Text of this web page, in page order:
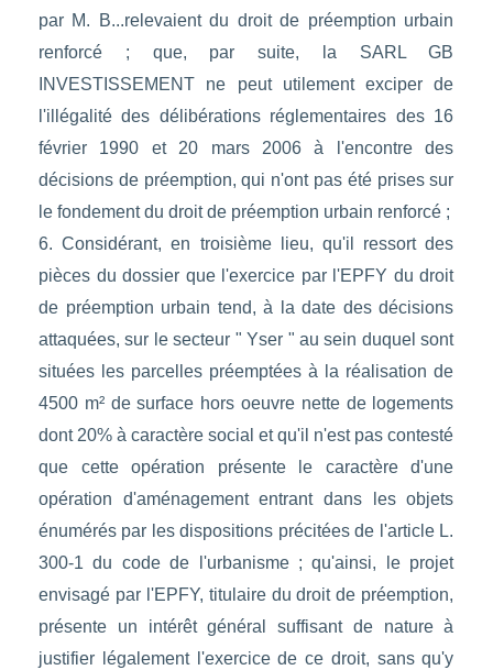
par M. B...relevaient du droit de préemption urbain
renforcé ; que, par suite, la SARL GB
INVESTISSEMENT ne peut utilement exciper de
l'illégalité des délibérations réglementaires des 16
février 1990 et 20 mars 2006 à l'encontre des
décisions de préemption, qui n'ont pas été prises sur
le fondement du droit de préemption urbain renforcé ;
6. Considérant, en troisième lieu, qu'il ressort des
pièces du dossier que l'exercice par l'EPFY du droit
de préemption urbain tend, à la date des décisions
attaquées, sur le secteur " Yser " au sein duquel sont
situées les parcelles préemptées à la réalisation de
4500 m² de surface hors oeuvre nette de logements
dont 20% à caractère social et qu'il n'est pas contesté
que cette opération présente le caractère d'une
opération d'aménagement entrant dans les objets
énumérés par les dispositions précitées de l'article L.
300-1 du code de l'urbanisme ; qu'ainsi, le projet
envisagé par l'EPFY, titulaire du droit de préemption,
présente un intérêt général suffisant de nature à
justifier légalement l'exercice de ce droit, sans qu'y